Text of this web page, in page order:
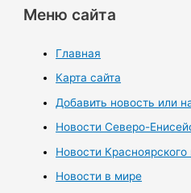
Меню сайта
Главная
Карта сайта
Добавить новость или
Новости Северо-
Новости Красноярского
Новости в мире